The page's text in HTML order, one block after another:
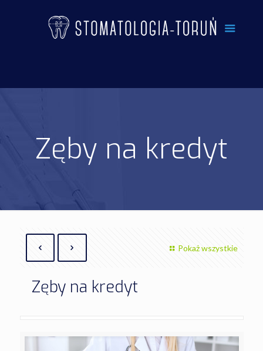
Zęby na kredyt
Pokaż wszystkie
Zęby na kredyt